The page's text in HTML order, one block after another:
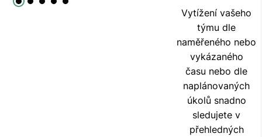
Vytížení vašeho
týmu dle
naměřeného nebo
vykázaného
času nebo dle
naplánovaných
úkolů snadno
sledujete v
přehledných